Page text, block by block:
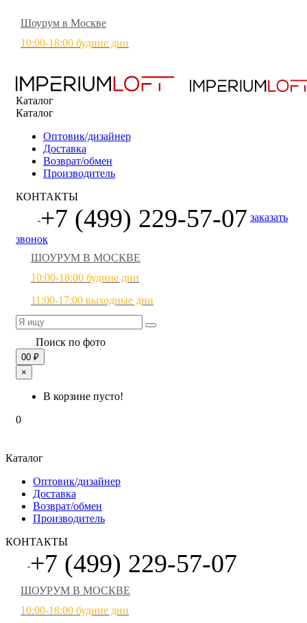
Шоурум в Москве
10:00-18:00 будние дни
Каталог
Каталог
Оптовик/дизайнер
Доставка
Возврат/обмен
Производитель
КОНТАКТЫ
+7 (499) 229-57-07 заказать
звонок
ШОУРУМ В МОСКВЕ
10:00-18:00 будние дни
11:00-17:00 выходные дни
Поиск по фото
00 ₽
×
В корзине пусто!
0
Каталог
Оптовик/дизайнер
Доставка
Возврат/обмен
Производитель
КОНТАКТЫ
+7 (499) 229-57-07
ШОУРУМ В МОСКВЕ
10:00-18:00 будние дни